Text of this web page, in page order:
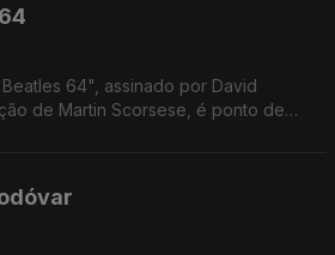
64", assinado por David
de Martin Scorsese, é ponto de